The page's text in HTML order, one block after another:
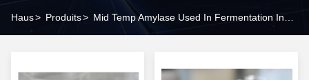
Haus> Produits>